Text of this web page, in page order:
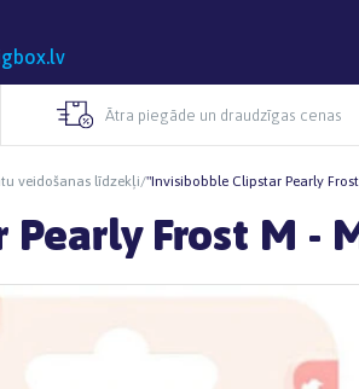
Ātra piegāde un draudzīgas cenas
veidošanas līdzekļi/"Invisibobble Clipstar Pearly
Frost M -